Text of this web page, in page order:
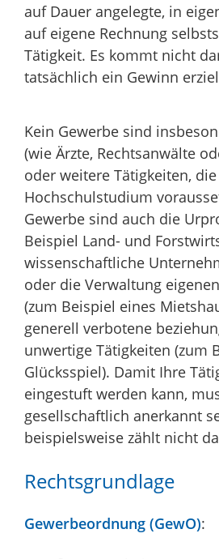
auf Dauer angelegte, in
auf eigene Rechnung
Tätigkeit. Es kommt nicht
tatsächlich ein Gewinn
Kein Gewerbe sind
(wie Ärzte, Rechtsanwälte
oder weitere Tätigkeiten,
Hochschulstudium
Gewerbe sind auch die
Beispiel Land- und
wissenschaftliche
oder die Verwaltung
(zum Beispiel eines
generell verbotene
unwertige Tätigkeiten (zum
Glücksspiel). Damit Ihre
eingestuft werden kann,
gesellschaftlich anerkannt
beispielsweise zählt nicht
Rechtsgrundlage
Gewerbeordnung (GewO):